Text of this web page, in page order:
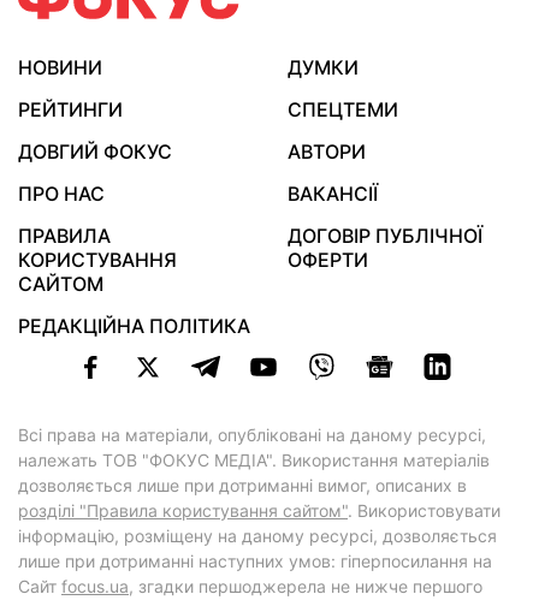
НОВИНИ
ДУМКИ
РЕЙТИНГИ
СПЕЦТЕМИ
ДОВГИЙ ФОКУС
АВТОРИ
ПРО НАС
ВАКАНСІЇ
ПРАВИЛА
КОРИСТУВАННЯ
САЙТОМ
ДОГОВІР ПУБЛІЧНОЇ
ОФЕРТИ
РЕДАКЦІЙНА ПОЛІТИКА
Всі права на матеріали, опубліковані на даному ресурсі,
належать ТОВ "ФОКУС МЕДІА". Використання матеріалів
дозволяється лише при дотриманні вимог, описаних в
розділі "Правила користування сайтом". Використовувати
інформацію, розміщену на даному ресурсі, дозволяється
лише при дотриманні наступних умов: гіперпосилання на
Cайт focus.ua, згадки першоджерела не нижче першого